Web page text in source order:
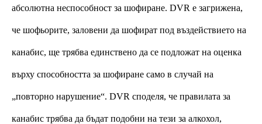
абсолютна неспособност за шофиране. DVR е загрижена,
че шофьорите, заловени да шофират под въздействието на
канабис, ще трябва единствено да се подложат на оценка
върху способността за шофиране само в случай на
„повторно нарушение“. DVR споделя, че правилата за
канабис трябва да бъдат подобни на тези за алкохол,